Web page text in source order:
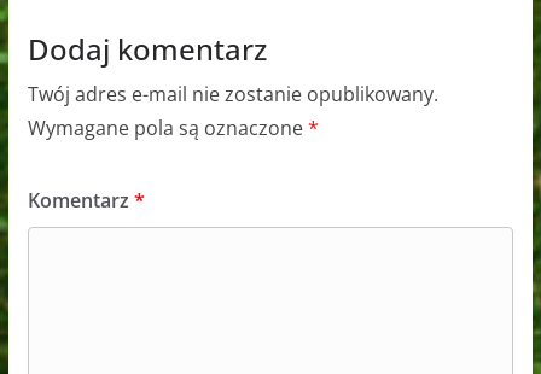
Dodaj komentarz
Twój adres e-mail nie zostanie opublikowany.
Wymagane pola są oznaczone*
Komentarz *